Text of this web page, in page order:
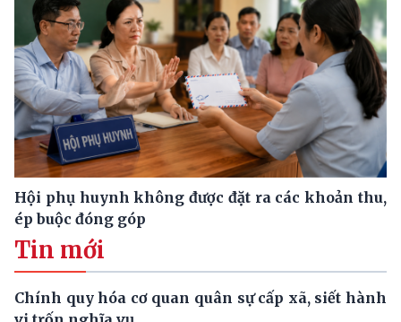
Hội phụ huynh không được đặt ra các khoản thu,
ép buộc đóng góp
Tin mới
Chính quy hóa cơ quan quân sự cấp xã, siết hành